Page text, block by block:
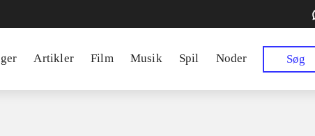
Artikler Film Musik Spil Noder Søg